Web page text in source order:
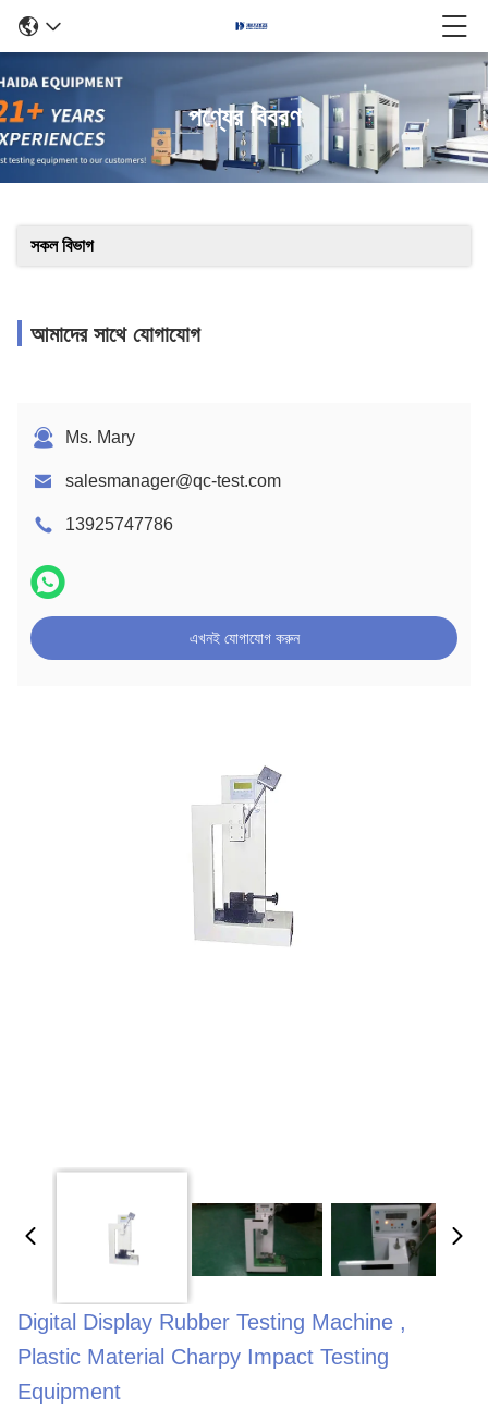
পণ্যের বিবরণ
সকল বিভাগ
আমাদের সাথে যোগাযোগ
Ms. Mary
salesmanager@qc-test.com
13925747786
এখনই যোগাযোগ করুন
Digital Display Rubber Testing Machine ,
Plastic Material Charpy Impact Testing
Equipment